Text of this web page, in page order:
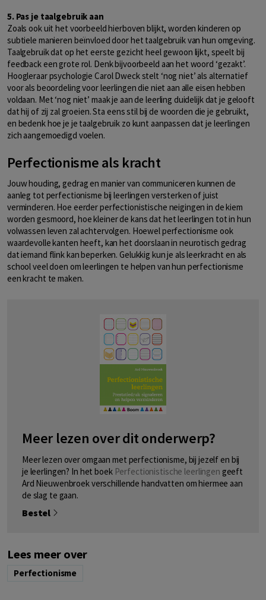
5. Pas je taalgebruik aan
Zoals ook uit het voorbeeld hierboven blijkt, worden kinderen op
subtiele manieren beïnvloed door het taalgebruik van hun omgeving.
Taalgebruik dat op het eerste gezicht heel gewoon lijkt, speelt bij
feedback een grote rol. Denk bijvoorbeeld aan het woord ‘gezakt’.
Hoogleraar psychologie Carol Dweck stelt ‘nog niet’ als alternatief
voor als beoordeling voor leerlingen die niet aan alle eisen hebben
voldaan. Met ‘nog niet’ maak je aan de leerling duidelijk dat je gelooft
dat hij of zij zal groeien. Sta eens stil bij de woorden die je gebruikt,
en bedenk hoe je je taalgebruik zo kunt aanpassen dat je leerlingen
zich aangemoedigd voelen.
Perfectionisme als kracht
Jouw houding, gedrag en manier van communiceren kunnen de
aanleg tot perfectionisme bij leerlingen versterken of juist
verminderen. Hoe eerder perfectionistische neigingen in de kiem
worden gesmoord, hoe kleiner de kans dat het leerlingen tot in hun
volwassen leven zal achtervolgen. Hoewel perfectionisme ook
waardevolle kanten heeft, kan het doorslaan in neurotisch gedrag
dat iemand flink kan beperken. Gelukkig kun je als leerkracht en als
school veel doen om leerlingen te helpen van hun perfectionisme
een kracht te maken.
Meer lezen over dit onderwerp?
Meer lezen over omgaan met perfectionisme, bij jezelf en bij
je leerlingen? In het boek Perfectionistische leerlingen geeft
Ard Nieuwenbroek verschillende handvatten om hiermee aan
de slag te gaan.
Bestel
Lees meer over
Perfectionisme